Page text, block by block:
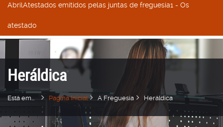
AbrilAtestados emitidos pelas juntas de freguesia1 - Os
atestado
Heráldica
Está em... Pagina Inicial A Freguesia Heráldica